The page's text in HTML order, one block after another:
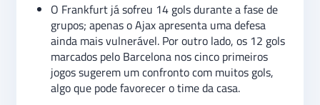
O Frankfurt já sofreu 14 gols durante a fase de
grupos; apenas o Ajax apresenta uma defesa
ainda mais vulnerável. Por outro lado, os 12 gols
marcados pelo Barcelona nos cinco primeiros
jogos sugerem um confronto com muitos gols,
algo que pode favorecer o time da casa.